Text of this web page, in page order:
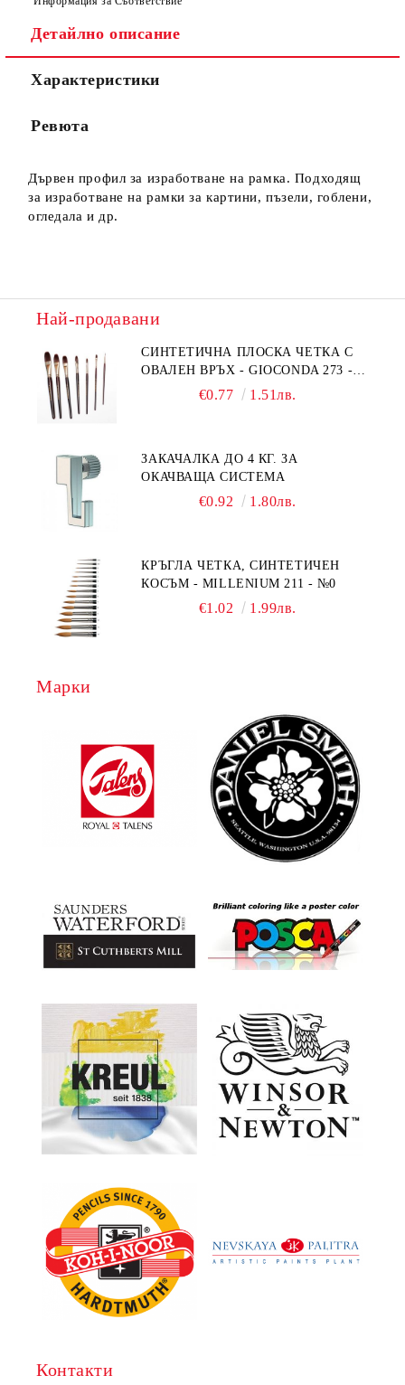
Детайлно описание
Характеристики
Ревюта
Дървен профил за изработване на рамка. Подходящ
за изработване на рамки за картини, пъзели, гоблени,
огледала и др.
Най-продавани
СИНТЕТИЧНА ПЛОСКА ЧЕТКА С
ОВАЛЕН ВРЪХ - GIOCONDA 273 -
€0.77 1.51лв.
ЗАКАЧАЛКА ДО 4 КГ. ЗА
ОКАЧВАЩА СИСТЕМА
€0.92 1.80лв.
КРЪГЛА ЧЕТКА, СИНТЕТИЧЕН
КОСЪМ - MILLENIUM 211 - №0
€1.02 1.99лв.
Марки
Контакти